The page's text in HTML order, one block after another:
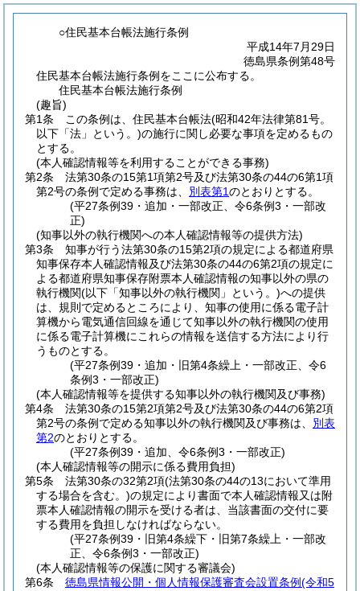
○住民基本台帳法施行条例
平成14年7月29日
徳島県条例第48号
住民基本台帳法施行条例をここに公布する。
住民基本台帳法施行条例
(趣旨)
第1条
この条例は、住民基本台帳法(昭和42年法律第81号。
以下「法」という。)の施行に関し必要な事項を定めるもの
とする。
(本人確認情報等を利用することができる事務)
第2条
法第30条の15第1項第2号及び法第30条の44の6第1項
第2号の条例で定める事務は、 別表第1のとおりとする。
(平27条例39・追加・一部改正、令6条例3・一部改
正)
(知事以外の執行機関への本人確認情報等の提供方法)
第3条
知事が行う法第30条の15第2項の規定による都道府県
知事保存本人確認情報及び法第30条の44の6第2項の規定に
よる都道府県知事保存附票本人確認情報の知事以外の県の
執行機関(以下「知事以外の執行機関」という。)への提供
は、規則で定めるところにより、知事の使用に係る電子計
算機から電気通信回線を通じて知事以外の執行機関の使用
に係る電子計算機にこれらの情報を送信する方法により行
うものとする。
(平27条例39・追加・旧第4条繰上・一部改正、令6
条例3・一部改正)
(本人確認情報等を提供する知事以外の執行機関及び事務)
第4条
法第30条の15第2項第2号及び法第30条の44の6第2項
第2号の条例で定める知事以外の執行機関及び事務は、 別表
第2のとおりとする。
(平27条例39・追加、令6条例3・一部改正)
(本人確認情報等の開示に係る費用負担)
第5条
法第30条の32第2項(法第30条の44の13において準用
する場合を含む。)の規定により書面で本人確認情報又は附
票本人確認情報の開示を受ける者は、当該書面の交付に要
する費用を負担しなければならない。
(平27条例39・旧第4条繰下・旧第7条繰上・一部改
正、令6条例3・一部改正)
(本人確認情報等の保護に関する審議会)
第6条
徳島県情報公開・個人情報保護審査会設置条例(令和5